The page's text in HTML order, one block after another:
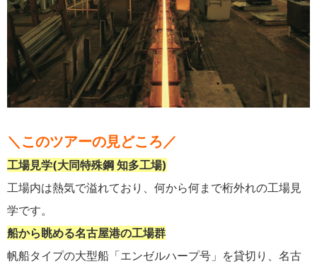
＼このツアーの見どころ／
工場見学(大同特殊鋼 知多工場)
工場内は熱気で溢れており、何から何まで桁外れの工場見
学です。
船から眺める名古屋港の工場群
帆船タイプの大型船「エンゼルハープ号」を貸切り、名古